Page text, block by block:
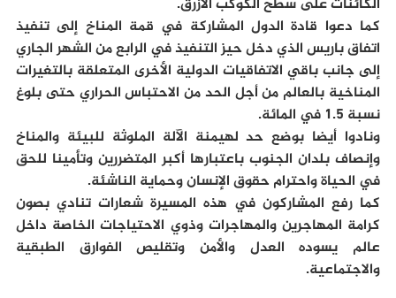
كما دعوا قادة الدول المشاركة في قمة المناخ إلى تنفيذ
اتفاق باريس الذي دخل حيز التنفيذ في الرابع من الشهر الجاري
إلى جانب باقي الاتفاقيات الدولية الأخرى المتعلقة بالتغيرات
المناخية بالعالم من أجل الحد من الاحتباس الحراري حتى بلوغ
نسبة 1.5 في المائة.
ونادوا أيضا بوضع حد لهيمنة الآلة الملوثة للبيئة والمناخ
وإنصاف بلدان الجنوب باعتبارها أكبر المتضررين وتأمينا للحق
في الحياة واحترام حقوق الإنسان وحماية الناشئة.
كما رفع المشاركون في هذه المسيرة شعارات تنادي بصون
كرامة المهاجرين والمهاجرات وذوي الاحتياجات الخاصة داخل
عالم يسوده العدل والأمن وتقليص الفوارق الطبقية
والاجتماعية.